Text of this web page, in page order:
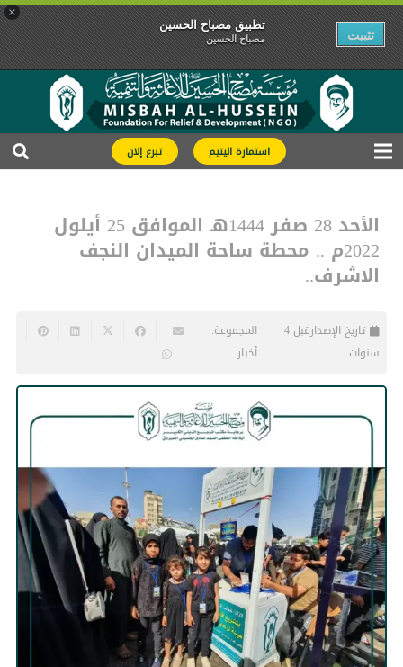
×
تطبیق مصباح الحسین
مصباح الحسین تثبیت
استمارة اليتيم تبرع إلان
الأحد 28 صفر 1444هـ الموافق 25 أيلول
2022م .. محطة ساحة الميدان النجف
الاشرف..
تاريخ الإصدار
قبل 4
سنوات
المجموعة:
أخبار